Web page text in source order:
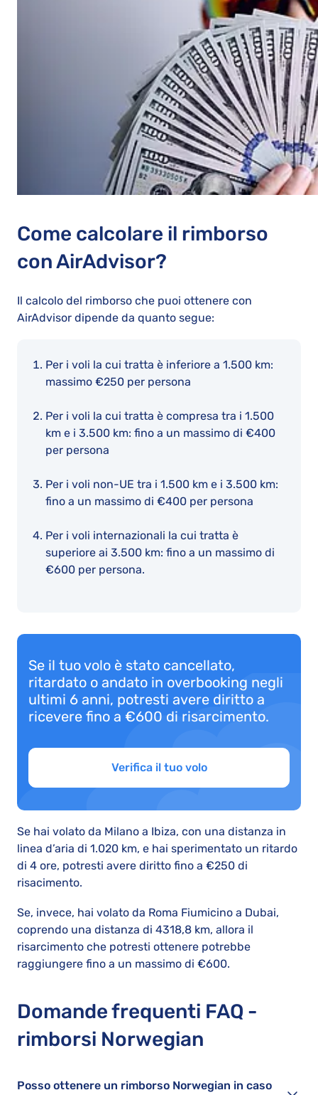
Come calcolare il rimborso
con AirAdvisor?
Il calcolo del rimborso che puoi ottenere con
AirAdvisor dipende da quanto segue:
Per i voli la cui tratta è inferiore a 1.500 km:
massimo €250 per persona
Per i voli la cui tratta è compresa tra i 1.500
km e i 3.500 km: fino a un massimo di €400
per persona
Per i voli non-UE tra i 1.500 km e i 3.500 km:
fino a un massimo di €400 per persona
Per i voli internazionali la cui tratta è
superiore ai 3.500 km: fino a un massimo di
€600 per persona.
Se il tuo volo è stato cancellato,
ritardato o andato in overbooking negli
ultimi 6 anni, potresti avere diritto a
ricevere fino a €600 di risarcimento.
Verifica il tuo volo
Se hai volato da Milano a Ibiza, con una distanza in
linea d’aria di 1.020 km, e hai sperimentato un ritardo
di 4 ore, potresti avere diritto fino a €250 di
risacimento.
Se, invece, hai volato da Roma Fiumicino a Dubai,
coprendo una distanza di 4318,8 km, allora il
risarcimento che potresti ottenere potrebbe
raggiungere fino a un massimo di €600.
Domande frequenti FAQ -
rimborsi Norwegian
Posso ottenere un rimborso Norwegian in caso